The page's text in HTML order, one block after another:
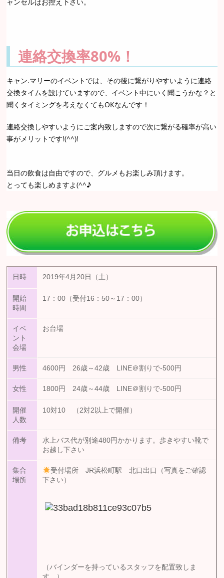
ャンセルはお控え下さい。
連絡交換率80%！
キャン.マリーのイベントでは、その後に繋がりやすいように連絡
交換タイムを設けていますので、イベント中にいく聞こうかな？と
聞くタイミングを考えなくてもOKなんです！
連絡交換しやすいようにご案内致しますので次に繋がる確率が高い
事がメリットです!(^^)!
当日の飲食は自由ですので、グルメもお楽しみ頂けます。
とっても楽しめますよ(^^♪
日時 2019年4月20日（土）
開始
時間
17：00（受付16：50～17：00）
イベ
ント
会場
お台場
男性 4600円 26歳～42歳 LINE＠割りで-500円
女性 1800円 24歳～44歳 LINE＠割りで-500円
開催
人数
10対10 （2対2以上で開催）
備考
水上バス代が別途480円かかります。歩きやすい靴で
お越し下さい
集合
場所
受付場所 JR浜松町駅 北口出口（写真をご確認
下さい）
（バインダーを持っているスタッフを配置致しま